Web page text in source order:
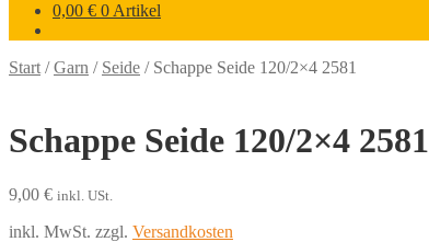
0,00 € 0 Artikel
Start /Garn / Seide / Schappe Seide 120/2×4 2581
Schappe Seide 120/2×4 2581
9,00 € inkl. USt.
inkl. MwSt. zzgl. Versandkosten